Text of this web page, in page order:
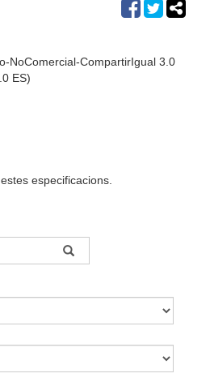
NoComercial-CompartirIgual 3.0
ES)
especificacions.